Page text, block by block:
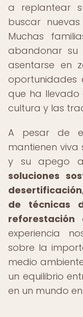
a replantear
buscar
Muchas
abandonar
asentarse en
oportunidades
que ha
cultura y las
A pesar de
mantienen viva
y su apego
soluciones
de técnicas
reforestación
experiencia
sobre la
medio
un equilibrio
en un mundo